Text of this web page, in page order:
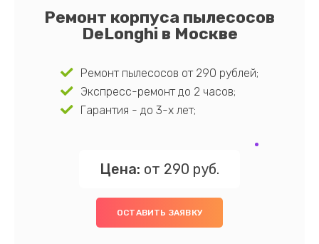
Ремонт корпуса пылесосов
DeLonghi в Москве
Ремонт пылесосов от 290 рублей;
Экспресс-ремонт до 2 часов;
Гарантия - до 3-х лет;
Цена: от 290 руб.
ОСТАВИТЬ ЗАЯВКУ